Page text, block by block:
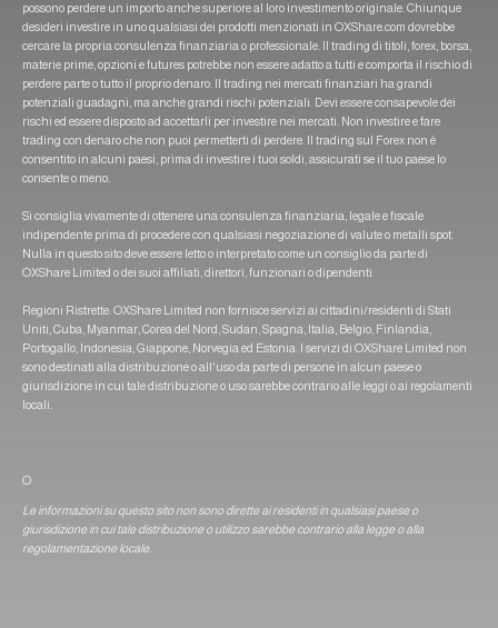
possono perdere un importo anche superiore al loro investimento originale. Chiunque
desideri investire in uno qualsiasi dei prodotti menzionati in OXShare.com dovrebbe
cercare la propria consulenza finanziaria o professionale. Il trading di titoli, forex, borsa,
materie prime, opzioni e futures potrebbe non essere adatto a tutti e comporta il rischio di
perdere parte o tutto il proprio denaro. Il trading nei mercati finanziari ha grandi
potenziali guadagni, ma anche grandi rischi potenziali. Devi essere consapevole dei
rischi ed essere disposto ad accettarli per investire nei mercati. Non investire e fare
trading con denaro che non puoi permetterti di perdere. Il trading sul Forex non è
consentito in alcuni paesi, prima di investire i tuoi soldi, assicurati se il tuo paese lo
consente o meno.
Si consiglia vivamente di ottenere una consulenza finanziaria, legale e fiscale
indipendente prima di procedere con qualsiasi negoziazione di valute o metalli spot.
Nulla in questo sito deve essere letto o interpretato come un consiglio da parte di
OXShare Limited o dei suoi affiliati, direttori, funzionari o dipendenti.
Regioni Ristrette: OXShare Limited non fornisce servizi ai cittadini/residenti di Stati
Uniti, Cuba, Myanmar, Corea del Nord, Sudan, Spagna, Italia, Belgio, Finlandia,
Portogallo, Indonesia, Giappone, Norvegia ed Estonia. I servizi di OXShare Limited non
sono destinati alla distribuzione o all'uso da parte di persone in alcun paese o
giurisdizione in cui tale distribuzione o uso sarebbe contrario alle leggi o ai regolamenti
locali.
O
Le informazioni su questo sito non sono dirette ai residenti in qualsiasi paese o
giurisdizione in cui tale distribuzione o utilizzo sarebbe contrario alla legge o alla
regolamentazione locale.